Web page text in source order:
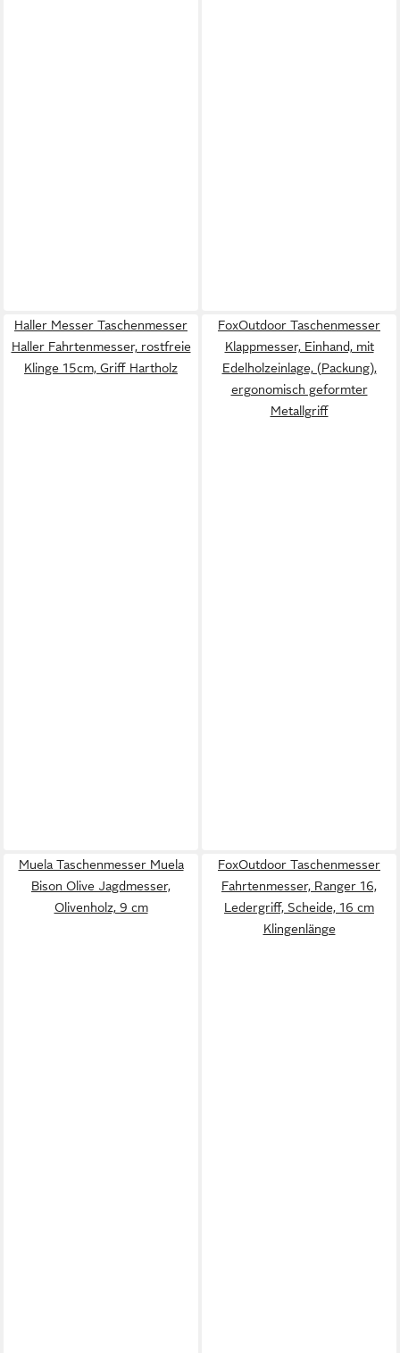
Haller Messer Taschenmesser
Haller Fahrtenmesser, rostfreie
Klinge 15cm, Griff Hartholz
FoxOutdoor Taschenmesser
Klappmesser, Einhand, mit
Edelholzeinlage, (Packung),
ergonomisch geformter
Metallgriff
Muela Taschenmesser Muela
Bison Olive Jagdmesser,
Olivenholz, 9 cm
FoxOutdoor Taschenmesser
Fahrtenmesser, Ranger 16,
Ledergriff, Scheide, 16 cm
Klingenlänge